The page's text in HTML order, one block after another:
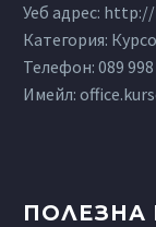
Уеб адрес:
Категория:
Телефон: 089
Имейл: